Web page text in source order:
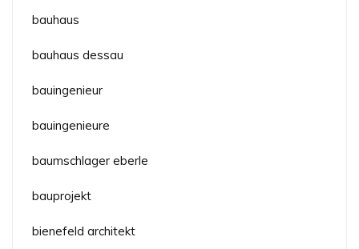
bauhaus
bauhaus dessau
bauingenieur
bauingenieure
baumschlager eberle
bauprojekt
bienefeld architekt